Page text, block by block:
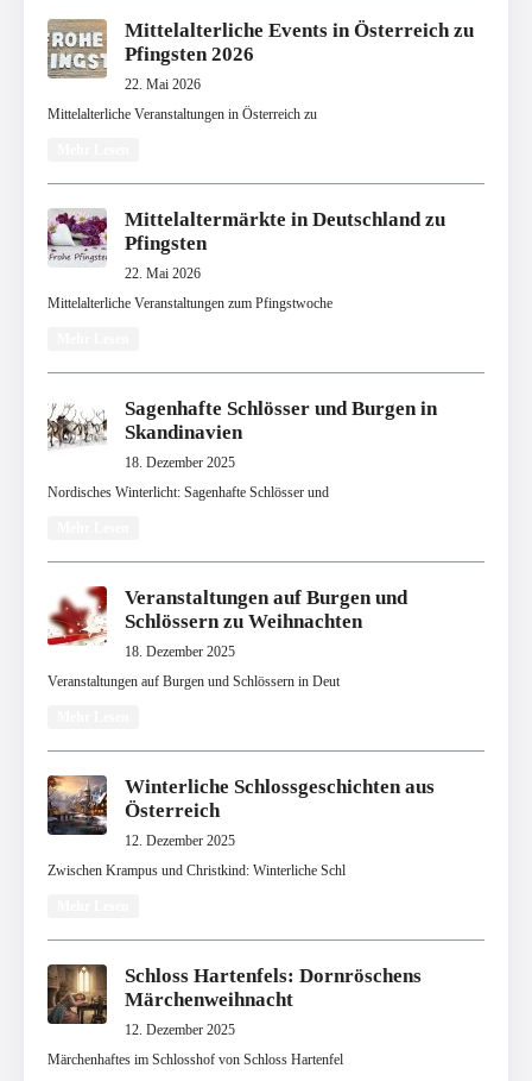
Mittelalterliche Events in Österreich zu
Pfingsten 2026
22. Mai 2026
Mittelalterliche Veranstaltungen in Österreich zu
Mittelaltermärkte in Deutschland zu
Pfingsten
22. Mai 2026
Mittelalterliche Veranstaltungen zum Pfingstwoche
Sagenhafte Schlösser und Burgen in
Skandinavien
18. Dezember 2025
Nordisches Winterlicht: Sagenhafte Schlösser und
Veranstaltungen auf Burgen und
Schlössern zu Weihnachten
18. Dezember 2025
Veranstaltungen auf Burgen und Schlössern in Deut
Winterliche Schlossgeschichten aus
Österreich
12. Dezember 2025
Zwischen Krampus und Christkind: Winterliche Schl
Schloss Hartenfels: Dornröschens
Märchenweihnacht
12. Dezember 2025
Märchenhaftes im Schlosshof von Schloss Hartenfel